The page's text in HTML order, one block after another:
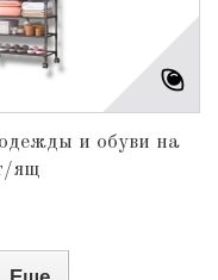
и обуви на
ящ